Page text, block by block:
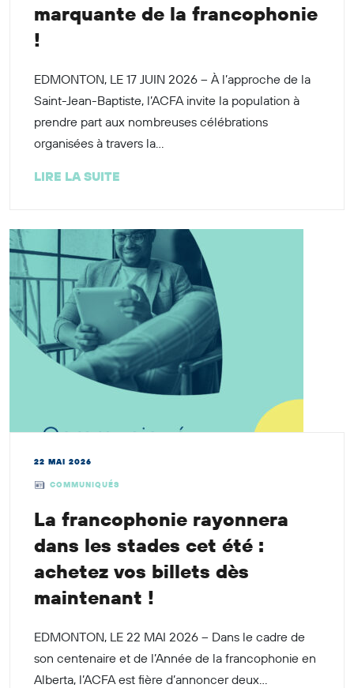
marquante de la francophonie
!
EDMONTON, LE 17 JUIN 2026 – À l’approche de la
Saint-Jean-Baptiste, l’ACFA invite la population à
prendre part aux nombreuses célébrations
organisées à travers la...
LIRE LA SUITE
22 MAI 2026
COMMUNIQUÉS
La francophonie rayonnera
dans les stades cet été :
achetez vos billets dès
maintenant !
EDMONTON, LE 22 MAI 2026 – Dans le cadre de
son centenaire et de l’Année de la francophonie en
Alberta, l’ACFA est fière d’annoncer deux...